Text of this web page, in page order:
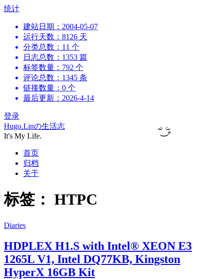
跳
统计
建站日期：2004-05-07
运行天数：8126 天
分类总数：11 个
日志总数：1353 篇
标签数量：792 个
评论总数：1345 条
链接数量：0 个
最后更新：2026-4-14
登录
Hugo.Linの生活志
It's My Life.
首页
归档
关于
标签： HTPC
Diaries
HDPLEX H1.S with Intel® XEON E3
1265L V1, Intel DQ77KB, Kingston
HyperX 16GB Kit